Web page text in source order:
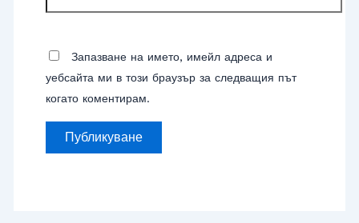
Запазване на името, имейл адреса и
уебсайта ми в този браузър за следващия път
когато коментирам.